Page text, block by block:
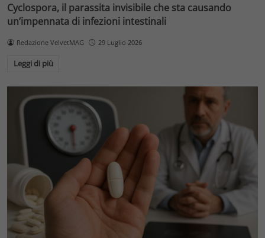
Cyclospora, il parassita invisibile che sta causando
un’impennata di infezioni intestinali
Redazione VelvetMAG 29 Luglio 2026
Leggi di più